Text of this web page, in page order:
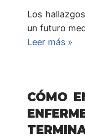
Los
un futuro
Leer más »
CÓMO